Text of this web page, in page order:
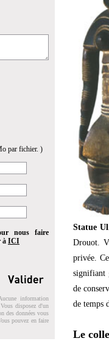
par fichier. )
nous faire
à ICI
information
disposez d'un
des données vous
pouvez en faire
Statue
Drouot.
privée.
signifiant
de
de temps
Le